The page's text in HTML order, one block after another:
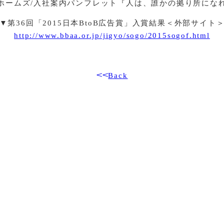
ームズ/入社案内パンフレット『人は、誰かの拠り所にな
第36回「2015日本BtoB広告賞」入賞結果＜外部サイト＞
http://www.bbaa.or.jp/jigyo/sogo/2015sogof.html
Back